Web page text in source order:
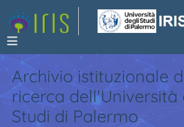
Archivio istituzionale
ricerca dell'Università
Studi di Palermo